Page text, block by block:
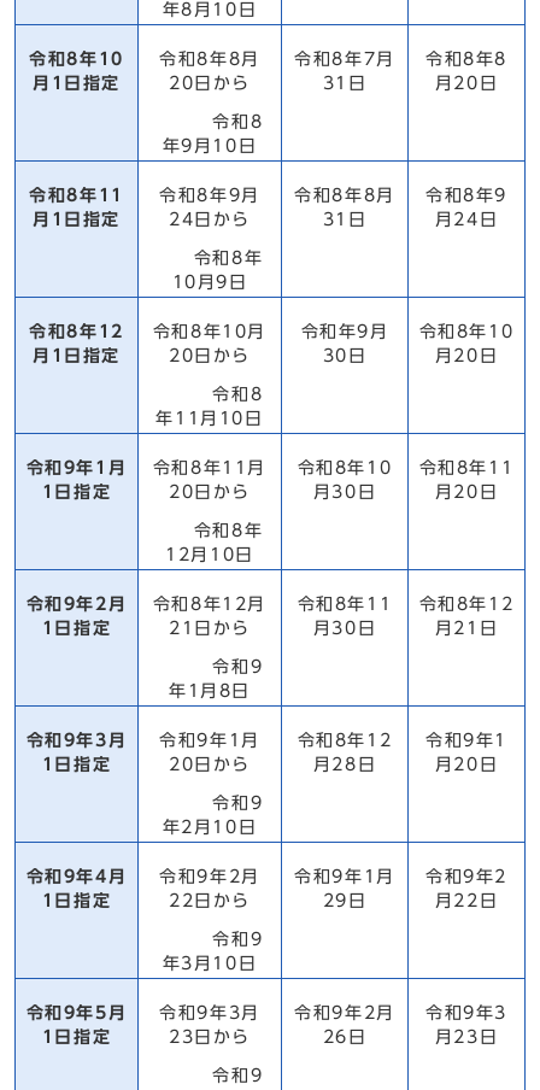
年8月10日
令和8年10
月1日指定
令和8年8月
20日から
令和8
年9月10日
令和8年7月
31日
令和8年8
月20日
令和8年11
月1日指定
令和8年9月
24日から
令和8年
10月9日
令和8年8月
31日
令和8年9
月24日
令和8年12
月1日指定
令和8年10月
20日から
令和8
年11月10日
令和年9月
30日
令和8年10
月20日
令和9年1月
1日指定
令和8年11月
20日から
令和8年
12月10日
令和8年10
月30日
令和8年11
月20日
令和9年2月
1日指定
令和8年12月
21日から
令和9
年1月8日
令和8年11
月30日
令和8年12
月21日
令和9年3月
1日指定
令和9年1月
20日から
令和9
年2月10日
令和8年12
月28日
令和9年1
月20日
令和9年4月
1日指定
令和9年2月
22日から
令和9
年3月10日
令和9年1月
29日
令和9年2
月22日
令和9年5月
1日指定
令和9年3月
23日から
令和9
令和9年2月
26日
令和9年3
月23日